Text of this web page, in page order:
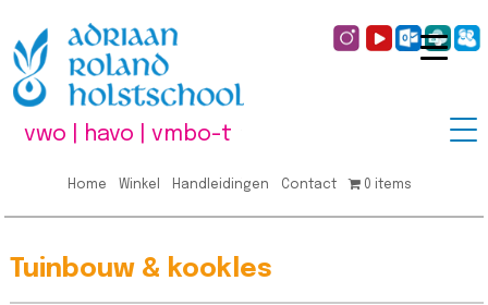
vwo | havo | vmbo-t
Home Winkel Handleidingen Contact 0 items
Tuinbouw & kookles